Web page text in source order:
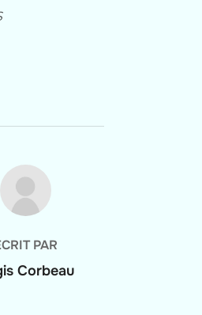
LA PUBLICATION
PAR
Corbeau